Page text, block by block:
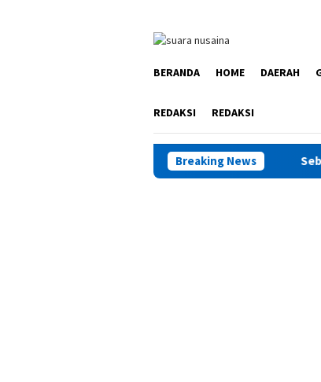
BERANDA HOME DAERAH
REDAKSI REDAKSI
Breaking News
Sebanyak 922